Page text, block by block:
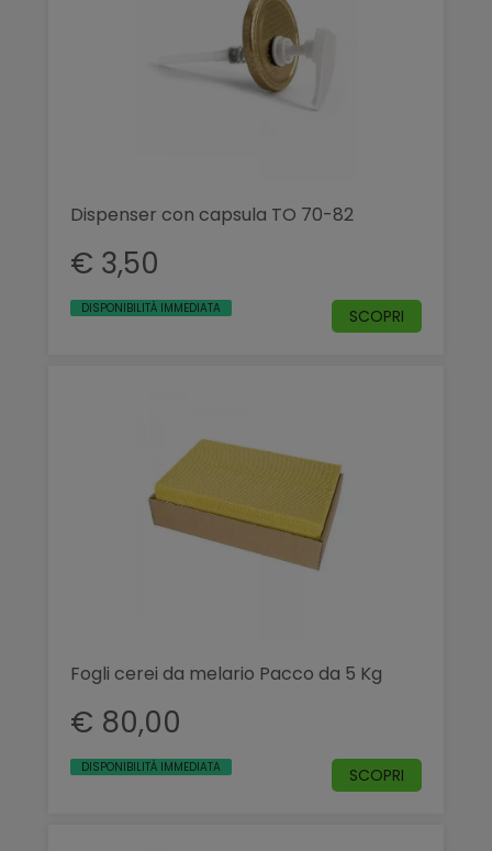
Dispenser con capsula TO 70-82
€ 3,50
DISPONIBILITÀ IMMEDIATA SCOPRI
Fogli cerei da melario Pacco da 5 Kg
€ 80,00
DISPONIBILITÀ IMMEDIATA SCOPRI